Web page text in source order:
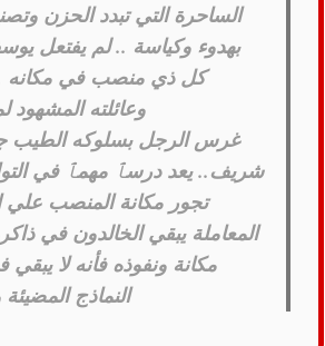
الساحرة التي تبدد الحزن
بهدوء وكياسة .. لم يفتعل
كل ذي منصب في مكانه ..
وعائلته المشهود
غرس الرجل بسلوكه الطيب
شريف.. يعد درسٱ مهمٱ في
تجور مكانة المنصب علي
المعاملة يبقي الخالدون في
مكانة ونفوذه فأنه لا
النماذج